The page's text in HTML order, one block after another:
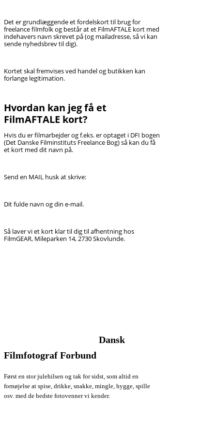
Det er grundlæggende et fordelskort til brug for
freelance filmfolk og består at et FilmAFTALE kort med
indehavers navn skrevet på (og mailadresse, så vi kan
sende nyhedsbrev til dig).
Kortet skal fremvises ved handel og butikken kan
forlange legitimation.
Hvordan kan jeg få et
FilmAFTALE kort?
Hvis du er filmarbejder og f.eks. er optaget i DFI bogen
(Det Danske Filminstituts Freelance Bog) så kan du få
et kort med dit navn på.
Send en MAIL husk at skrive:
Dit fulde navn og din e-mail.
Så laver vi et kort klar til dig til afhentning hos
FilmGEAR, Mileparken 14, 2730 Skovlunde.
Dansk
Filmfotograf Forbund
Først en stor julehilsen og tak for sidst, som altid en
fornøjelse at spise, drikke, snakke, mingle, hygge, spille
osv. med de bedste fotovenner vi kender.